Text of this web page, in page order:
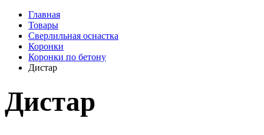
Главная
Товары
Сверлильная оснастка
Коронки
Коронки по бетону
Дистар
Дистар